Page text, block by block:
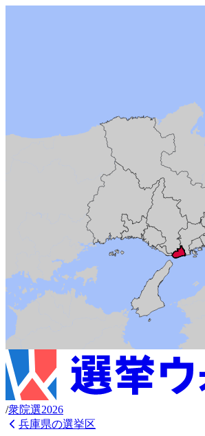
/衆院選2026
兵庫県の選挙区